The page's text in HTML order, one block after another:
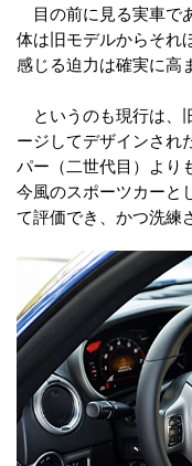
目の前に見る実車で
体は旧モデルからそれ
感じる迫力は確実に高
というのも現行は、
ージしてデザインされ
パー（二世代目）より
今風のスポーツカーと
て評価でき、かつ洗練